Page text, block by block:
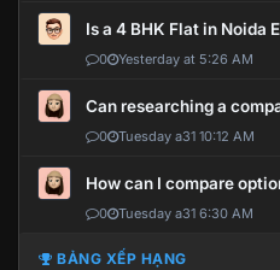
Is a 4 BHK Flat in Noida
0 Yesterday at 5:26 AM
Can researching a
0 Tuesday a31 10:12 AM
How can I compare
0 Tuesday a31 6:30 AM
BẢNG XẾP HẠNG